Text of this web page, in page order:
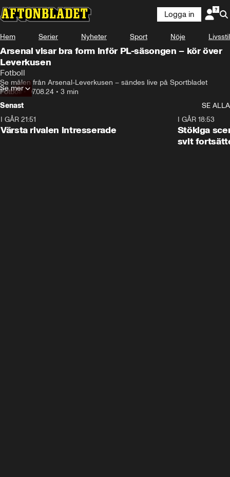
Logga in
Hem Serier Nyheter Sport Nöje Livsstil
Arsenal visar bra form inför PL-säsongen – kör över
Leverkusen
Fotboll
Se målen från Arsenal-Leverkusen – sändes live på Sportbladet
Fotboll•07.08.24 • 3 min
Se mer
Senast
SE ALLA
I GÅR 21:51
Värsta rivalen intresserade
I GÅR 18:53
Stökiga
svit